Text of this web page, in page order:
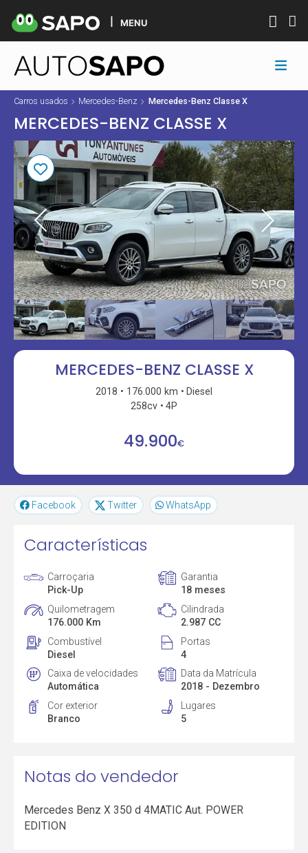
MENU
Carros usados Mercedes-Benz Mercedes-Benz Classe X
MERCEDES-BENZ CLASSE X
MERCEDES-BENZ CLASSE X
2018 176.000 km
Diesel
258cv
4P
49.900€
Facebook Twitter WhatsApp
Características
Carroçaria
Pick-Up
Garantia
18 meses
Quilometragem
176.000 Km
Cilindrada
2.987 CC
Combustível
Diesel
Portas
4
Caixa de velocidades
Automática
Data da Matrícula
2018 - Dezembro
Cor exterior
Branco
Lugares
5
Notas do vendedor
Mercedes Benz X 350 d 4MATIC Aut. POWER
EDITION